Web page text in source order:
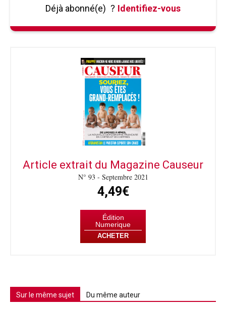
Déjà abonné(e) ? Identifiez-vous
Article extrait du Magazine Causeur
N° 93 - Septembre 2021
4,49€
Édition
Numerique
ACHETER
Sur le même sujet Du même auteur